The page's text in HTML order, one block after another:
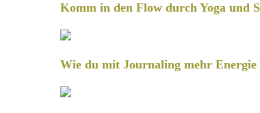
Komm in den Flow durch Yoga und
Wie du mit Journaling mehr